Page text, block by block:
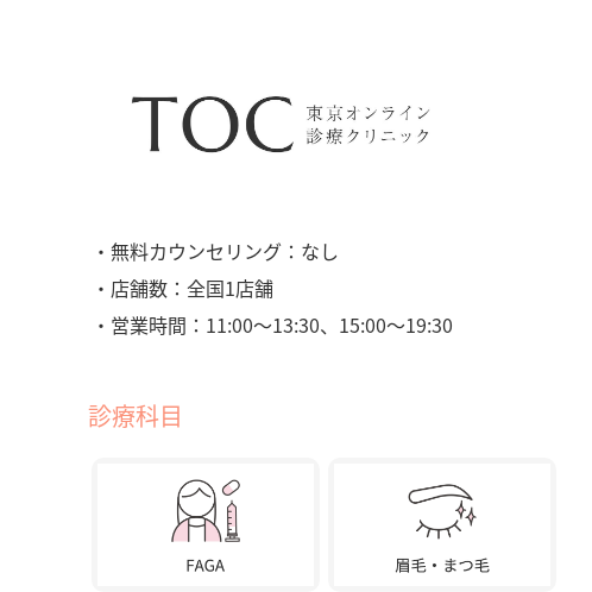
・無料カウンセリング：なし
・店舗数：全国1店舗
・営業時間：11:00〜13:30、15:00〜19:30
診療科目